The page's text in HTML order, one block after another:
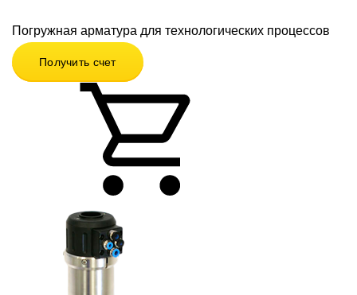
Погружная арматура для технологических процессов
Получить счет